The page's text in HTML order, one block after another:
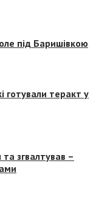
під Баришівкою
готували теракт у
згвалтував –